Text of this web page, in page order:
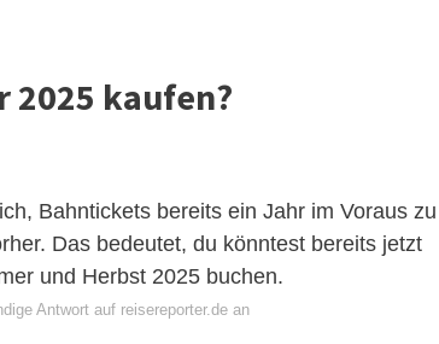
2025 kaufen?
Bahntickets bereits ein Jahr im Voraus zu
Das bedeutet, du könntest bereits jetzt
und Herbst 2025 buchen.
Antwort auf reisereporter.de an